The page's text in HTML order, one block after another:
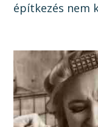
építkezés nem